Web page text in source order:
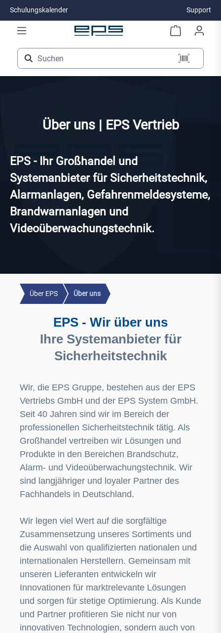
Zum Hauptinhalt springen
Schulungskalender Support
Über uns | EPS Vertrieb
EPS - Ihr Großhandel und
Systemanbieter für Sicherheitstechnik,
Alarmanlagen, Gefahrenmeldesysteme,
Brandwarnanlagen und
Videoüberwachungstechnik.
Über EPS Über uns
EPS - Wir über uns
Ihre Systemanbieter für
Sicherheitstechnik
Wir, die EPS Gruppe, bestehen aus der EPS
Vertriebs GmbH und der EPS System GmbH.
Seit 40 Jahren sind wir im Bereich der
professionellen Sicherheitstechnik tätig. Als
Großhandel vertreiben wir Lösungen und
Produkte in den Bereichen Brandschutz,
Alarm- und Videoüberwachungstechnik. Wir
sind langjähriger und loyaler Partner des
Fachhandels in Deutschland.
Wir legen viel Wert auf die sorgfältige
Zusammensetzung unseres Sortiments und
die Auswahl von qualifizierten nationalen und
internationalen Herstellern. Gemeinsam mit
unseren Lieferanten entwickeln wir
Innovationen für marktrelevante Lösungen
und sorgen für stetige Optimierung. Als Kunde
und Partner profitieren Sie nicht nur von
innovativen Technologien, sondern auch von